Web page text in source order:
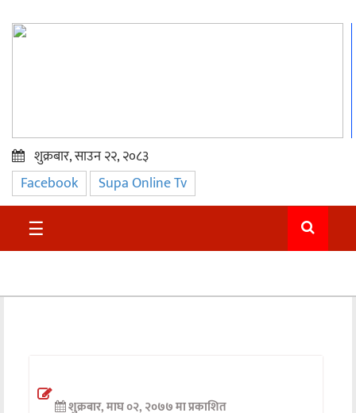
प्रमुख
समाचार
सुदुर
अन्तर्वार्ता
शुक्रबार, साउन २२, २०८३
Facebook Supa Online Tv
☰
शुक्रबार, माघ ०२, २०७७ मा प्रकाशित